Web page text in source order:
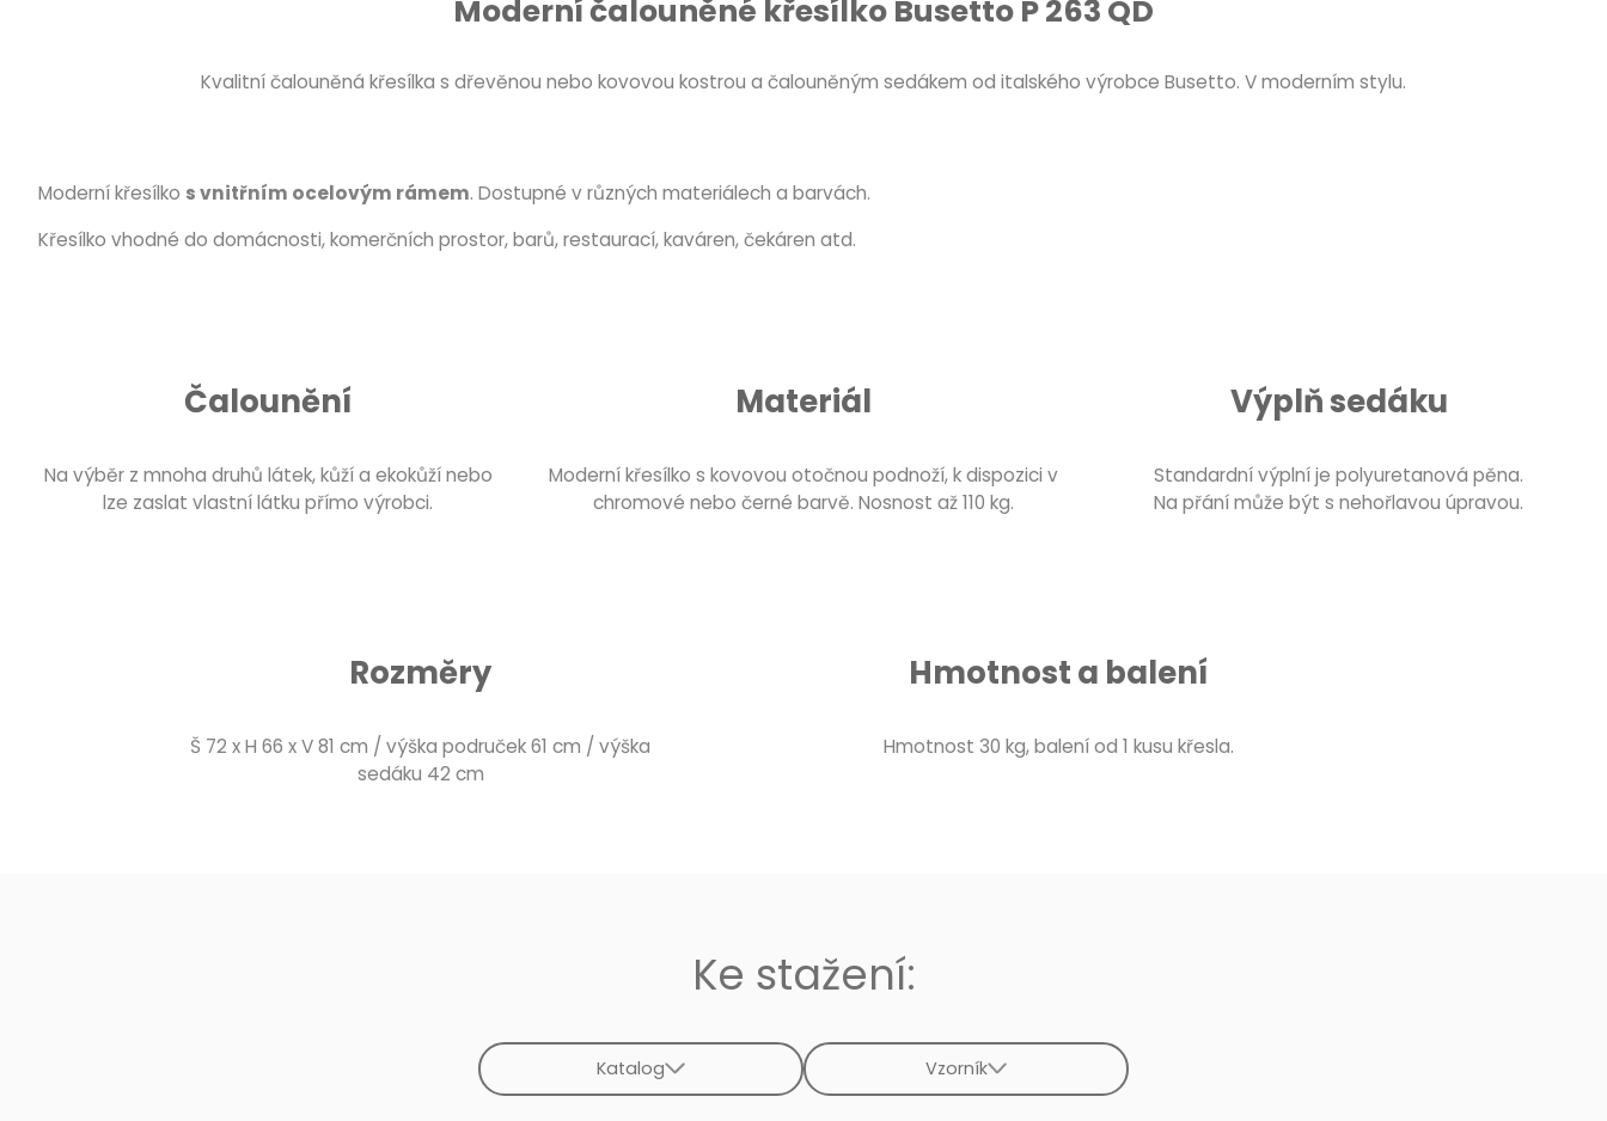
Moderní čalouněné křesílko Busetto P 263 QD
Kvalitní čalouněná křesílka s dřevěnou nebo kovovou kostrou a čalouněným sedákem od italského výrobce Busetto. V moderním stylu.
Moderní křesílko s vnitřním ocelovým rámem. Dostupné v různých materiálech a barvách.
Křesílko vhodné do domácnosti, komerčních prostor, barů, restaurací, kaváren, čekáren atd.
Čalounění
Na výběr z mnoha druhů látek, kůží a ekokůží nebo
lze zaslat vlastní látku přímo výrobci.
Materiál
Moderní křesílko s kovovou otočnou podnoží, k dispozici v
chromové nebo černé barvě. Nosnost až 110 kg.
Výplň sedáku
Standardní výplní je polyuretanová pěna.
Na přání může být s nehořlavou úpravou.
Rozměry
Š 72 x H 66 x V 81 cm / výška područek 61 cm / výška
sedáku 42 cm
Hmotnost a balení
Hmotnost 30 kg, balení od 1 kusu křesla.
Ke stažení:
Katalog Vzorník